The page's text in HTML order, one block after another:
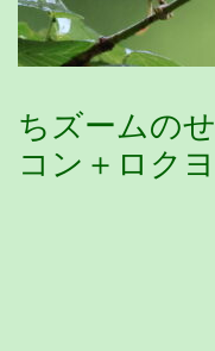
ちズームの
コン＋ロク